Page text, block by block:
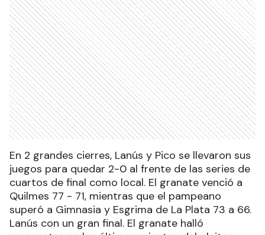
En 2 grandes cierres, Lanús y Pico se llevaron sus
juegos para quedar 2-0 al frente de las series de
cuartos de final como local. El granate venció a
Quilmes 77 - 71, mientras que el pampeano
superó a Gimnasia y Esgrima de La Plata 73 a 66.
Lanús con un gran final. El granate halló